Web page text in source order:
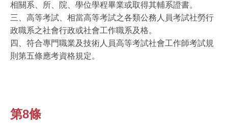
相關系、所、院、學位學程畢業或取得其輔系證書。
三、高等考試、相當高等考試之各類公務人員考試社勞行
政職系之社會行政或社會工作職系及格。
四、符合專門職業及技術人員高等考試社會工作師考試規
則第五條應考資格規定。
第8條